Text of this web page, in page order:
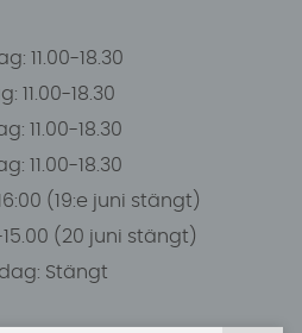
11.00-18.30
11.00-18.30
11.00-18.30
11.00-18.30
(19:e juni stängt)
15.00 (20 juni stängt)
Stängt